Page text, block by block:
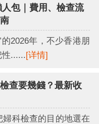
人包｜費用、檢查流
2026年，不少香港朋
性......[详情]
查要幾錢？最新收
科檢查的目的地選在